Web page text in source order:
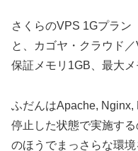
さくらのVPS 1Gプラン
と、カゴヤ・クラウド
保証メモリ1GB、最大
ふだんはApache, Nginx,
停止した状態で実施す
のほうでまっさらな環